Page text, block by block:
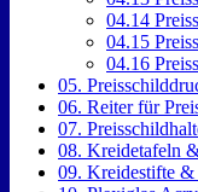
04.14
04.15
04.16
05.
06. Reiter für
07.
08. Kreidetafeln
09. Kreidestifte